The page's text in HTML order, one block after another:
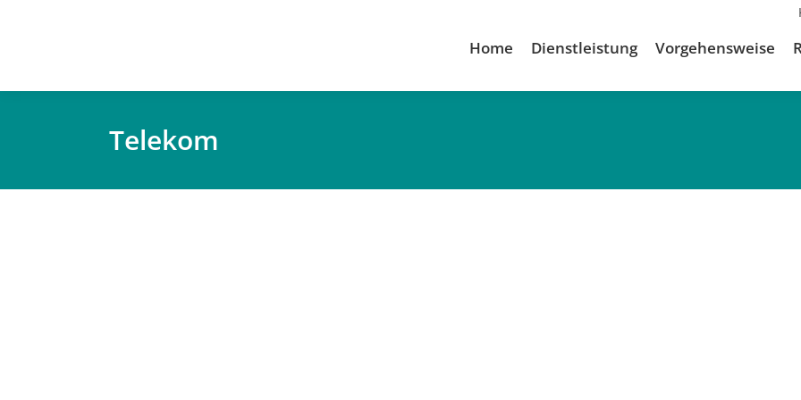
Home Dienstleistung Vorgehensweise
Telekom